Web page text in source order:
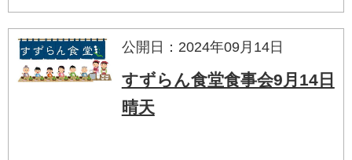
公開日：2024年09月14日
すずらん食堂食事会9月14日
晴天